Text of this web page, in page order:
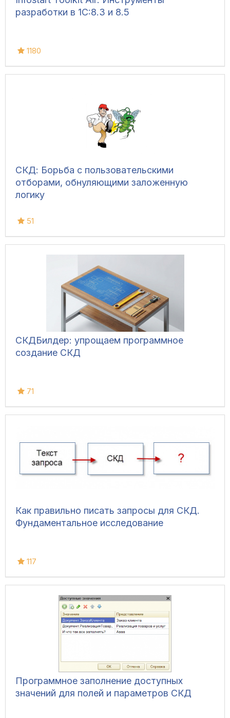
разработки в 1С:8.3 и 8.5
1180
СКД: Борьба с пользовательскими
отборами, обнуляющими заложенную
логику
51
СКДБилдер: упрощаем программное
создание СКД
71
Как правильно писать запросы для СКД.
Фундаментальное исследование
117
Программное заполнение доступных
значений для полей и параметров СКД